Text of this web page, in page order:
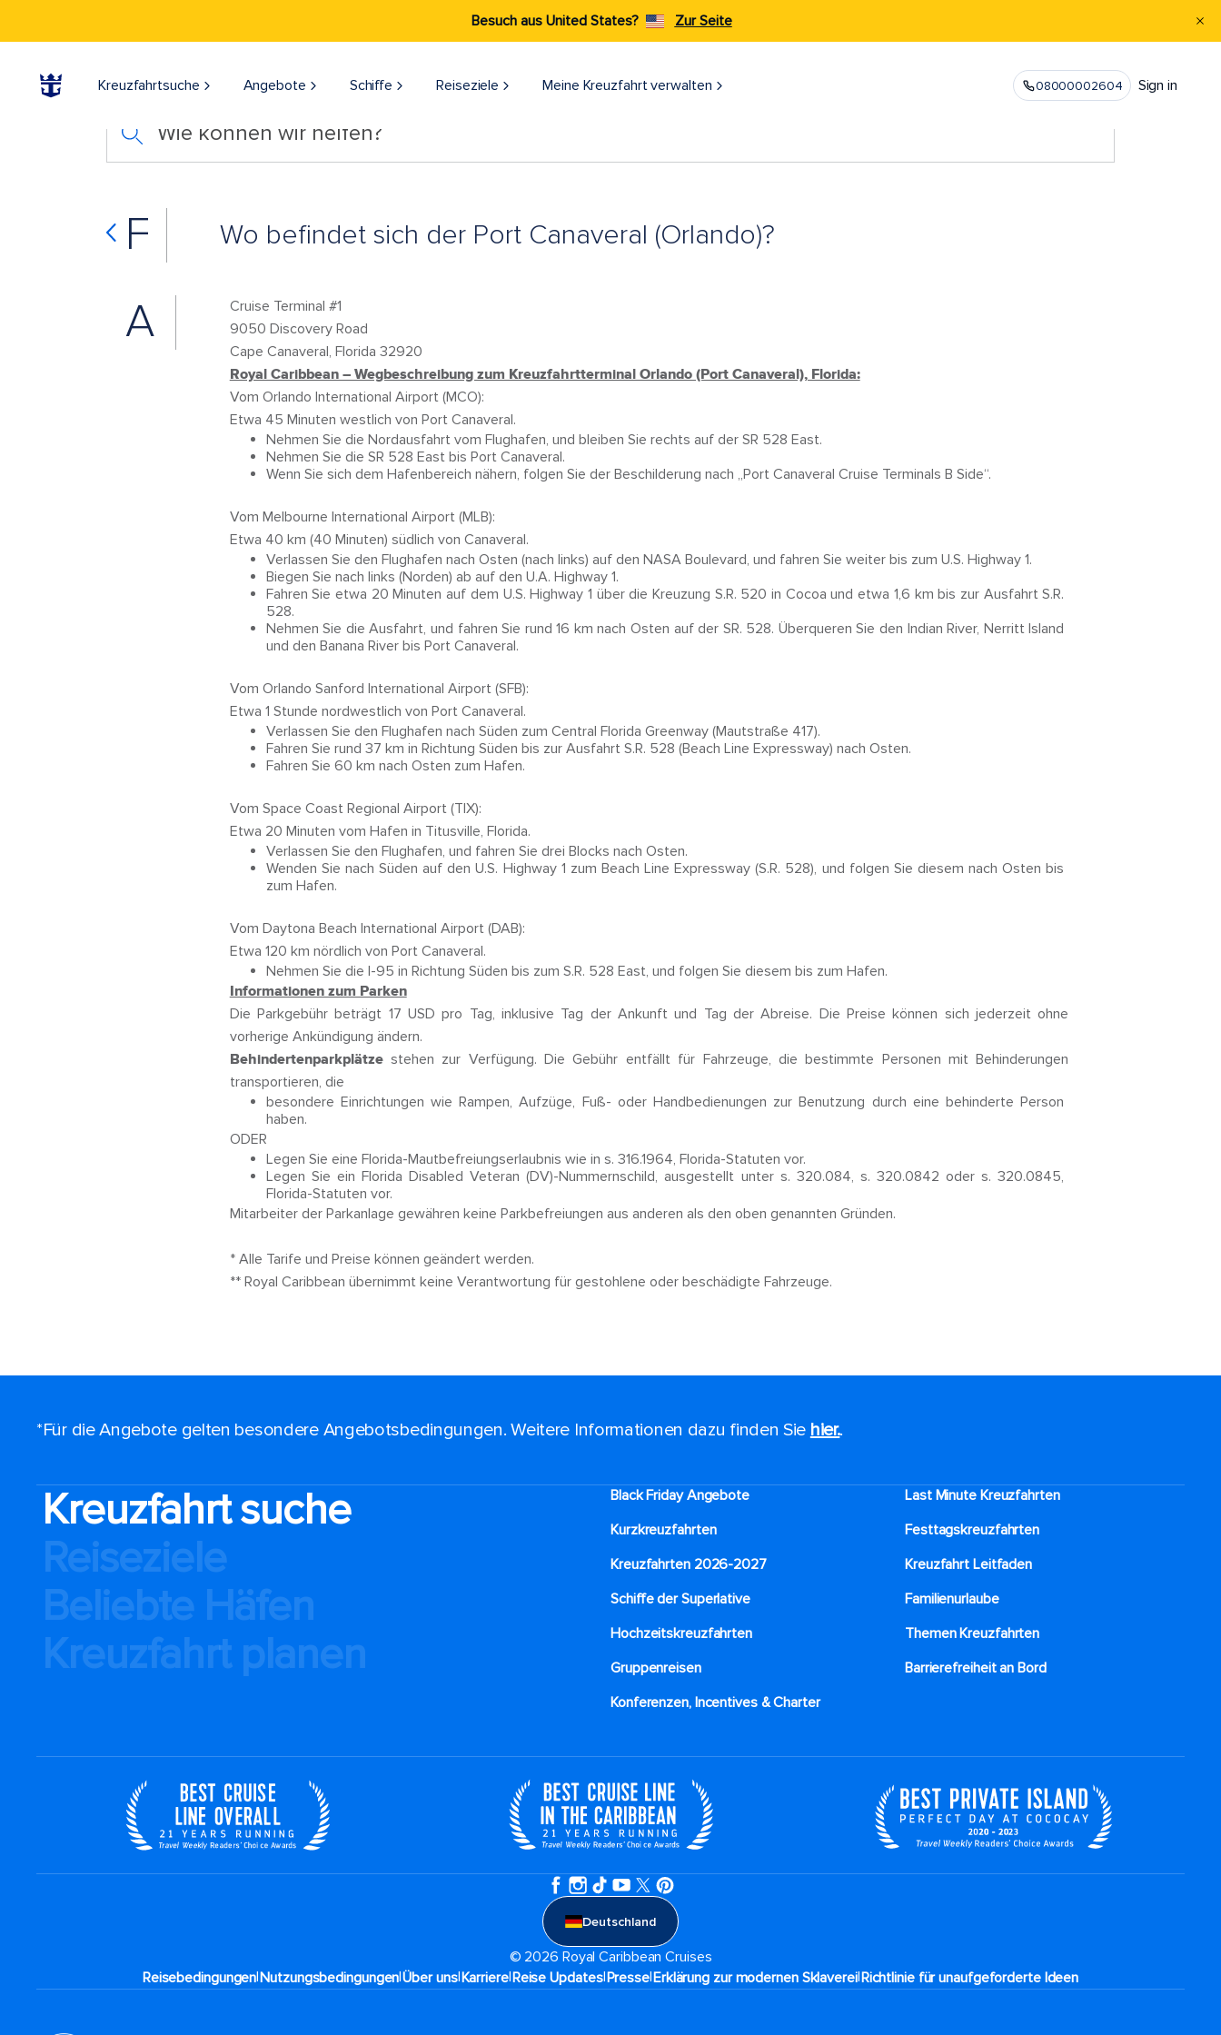
Besuch aus United States? Zur Seite
Kreuzfahrtsuche Angebote Schiffe Reiseziele​ Meine Kreuzfahrt verwalten 08000002604 Sign in
Wie können wir helfen?
F Wo befindet sich der Port Canaveral (Orlando)?
A
Cruise Terminal #1
9050 Discovery Road
Cape Canaveral, Florida 32920
Royal Caribbean – Wegbeschreibung zum Kreuzfahrtterminal Orlando (Port Canaveral), Florida:
Vom Orlando International Airport (MCO):
Etwa 45 Minuten westlich von Port Canaveral.
Nehmen Sie die Nordausfahrt vom Flughafen, und bleiben Sie rechts auf der SR 528 East.
Nehmen Sie die SR 528 East bis Port Canaveral.
Wenn Sie sich dem Hafenbereich nähern, folgen Sie der Beschilderung nach „Port Canaveral Cruise Terminals B Side“.
Vom Melbourne International Airport (MLB):
Etwa 40 km (40 Minuten) südlich von Canaveral.
Verlassen Sie den Flughafen nach Osten (nach links) auf den NASA Boulevard, und fahren Sie weiter bis zum U.S. Highway 1.
Biegen Sie nach links (Norden) ab auf den U.A. Highway 1.
Fahren Sie etwa 20 Minuten auf dem U.S. Highway 1 über die Kreuzung S.R. 520 in Cocoa und etwa 1,6 km bis zur Ausfahrt S.R.
528.
Nehmen Sie die Ausfahrt, und fahren Sie rund 16 km nach Osten auf der SR. 528. Überqueren Sie den Indian River, Nerritt Island
und den Banana River bis Port Canaveral.
Vom Orlando Sanford International Airport (SFB):
Etwa 1 Stunde nordwestlich von Port Canaveral.
Verlassen Sie den Flughafen nach Süden zum Central Florida Greenway (Mautstraße 417).
Fahren Sie rund 37 km in Richtung Süden bis zur Ausfahrt S.R. 528 (Beach Line Expressway) nach Osten.
Fahren Sie 60 km nach Osten zum Hafen.
Vom Space Coast Regional Airport (TIX):
Etwa 20 Minuten vom Hafen in Titusville, Florida.
Verlassen Sie den Flughafen, und fahren Sie drei Blocks nach Osten.
Wenden Sie nach Süden auf den U.S. Highway 1 zum Beach Line Expressway (S.R. 528), und folgen Sie diesem nach Osten bis
zum Hafen.
Vom Daytona Beach International Airport (DAB):
Etwa 120 km nördlich von Port Canaveral.
Nehmen Sie die I-95 in Richtung Süden bis zum S.R. 528 East, und folgen Sie diesem bis zum Hafen.
Informationen zum Parken
Die Parkgebühr beträgt 17 USD pro Tag, inklusive Tag der Ankunft und Tag der Abreise. Die Preise können sich jederzeit ohne
vorherige Ankündigung ändern.
Behindertenparkplätzestehen zur Verfügung. Die Gebühr entfällt für Fahrzeuge, die bestimmte Personen mit Behinderungen
transportieren, die
besondere Einrichtungen wie Rampen, Aufzüge, Fuß- oder Handbedienungen zur Benutzung durch eine behinderte Person
haben.
ODER
Legen Sie eine Florida-Mautbefreiungserlaubnis wie in s. 316.1964, Florida-Statuten vor.
Legen Sie ein Florida Disabled Veteran (DV)-Nummernschild, ausgestellt unter s. 320.084, s. 320.0842 oder s. 320.0845,
Florida-Statuten vor.
Mitarbeiter der Parkanlage gewähren keine Parkbefreiungen aus anderen als den oben genannten Gründen.
* Alle Tarife und Preise können geändert werden.
** Royal Caribbean übernimmt keine Verantwortung für gestohlene oder beschädigte Fahrzeuge.
*Für die Angebote gelten besondere Angebotsbedingungen. Weitere Informationen dazu finden Sie hier..
Kreuzfahrt suche
Reiseziele
Beliebte Häfen
Kreuzfahrt planen
Black Friday Angebote
Last Minute Kreuzfahrten
Kurzkreuzfahrten​
Festtagskreuzfahrten​
Kreuzfahrten 2026-2027
Kreuzfahrt Leitfaden
Schiffe der Superlative
Familienurlaube​
Hochzeitskreuzfahrten
Themen Kreuzfahrten
Gruppenreisen
Barrierefreiheit an Bord​
Konferenzen, Incentives & Charter
Deutschland
© 2026 Royal Caribbean Cruises
Reisebedingungen|Nutzungsbedingungen|Über uns|Karriere​|Reise Updates​|Presse|Erklärung zur modernen Sklaverei|Richtlinie für unaufgeforderte Ideen